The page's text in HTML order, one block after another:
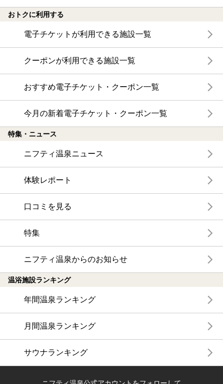
おトクに利用する
電子チケットが利用できる施設一覧
クーポンが利用できる施設一覧
おすすめ電子チケット・クーポン一覧
今月の新着電子チケット・クーポン一覧
特集・ニュース
ニフティ温泉ニュース
体験レポート
口コミを見る
特集
ニフティ温泉からのお知らせ
温浴施設ランキング
年間温泉ランキング
月間温泉ランキング
サウナランキング